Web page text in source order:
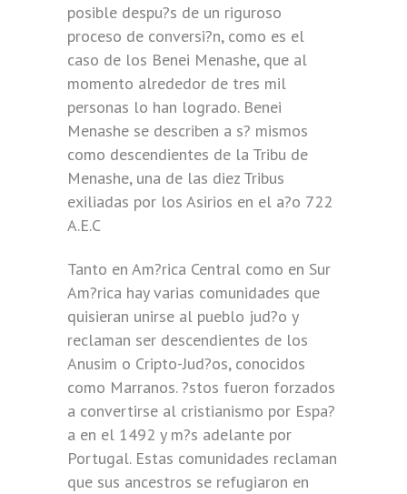
posible despu?s de un riguroso
proceso de conversi?n, como es el
caso de los Benei Menashe, que al
momento alrededor de tres mil
personas lo han logrado. Benei
Menashe se describen a s? mismos
como descendientes de la Tribu de
Menashe, una de las diez Tribus
exiliadas por los Asirios en el a?o 722
A.E.C
Tanto en Am?rica Central como en Sur
Am?rica hay varias comunidades que
quisieran unirse al pueblo jud?o y
reclaman ser descendientes de los
Anusim o Cripto-Jud?os, conocidos
como Marranos. ?stos fueron forzados
a convertirse al cristianismo por Espa?
a en el 1492 y m?s adelante por
Portugal. Estas comunidades reclaman
que sus ancestros se refugiaron en